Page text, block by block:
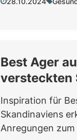
Best Ager
versteckten
Inspiration für
Skandinaviens
Anregungen